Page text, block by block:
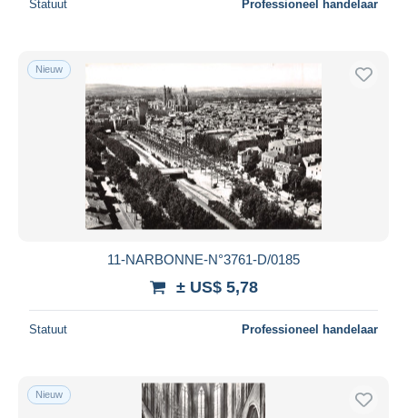
Statuut Professioneel handelaar
Nieuw
11-NARBONNE-N°3761-D/0185
± US$ 5,78
Statuut Professioneel handelaar
Nieuw